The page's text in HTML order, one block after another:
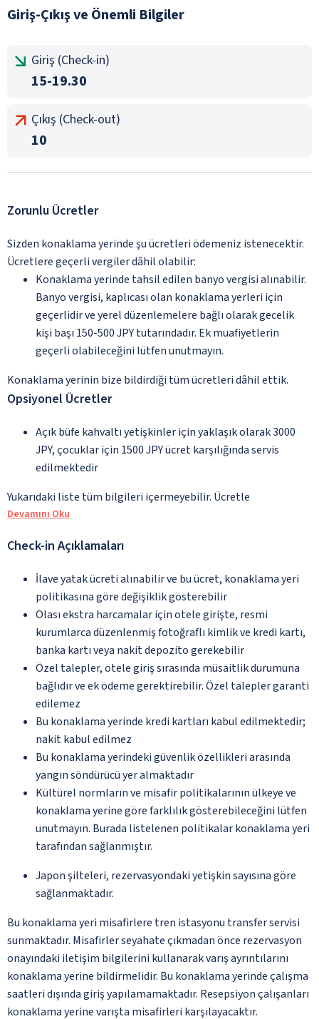
Giriş-Çıkış ve Önemli Bilgiler
Giriş (Check-in)
15-19.30
Çıkış (Check-out)
10
Zorunlu Ücretler
Sizden konaklama yerinde şu ücretleri ödemeniz istenecektir.
Ücretlere geçerli vergiler dâhil olabilir:
Konaklama yerinde tahsil edilen banyo vergisi alınabilir.
Banyo vergisi, kaplıcası olan konaklama yerleri için
geçerlidir ve yerel düzenlemelere bağlı olarak gecelik
kişi başı 150-500 JPY tutarındadır. Ek muafiyetlerin
geçerli olabileceğini lütfen unutmayın.
Konaklama yerinin bize bildirdiği tüm ücretleri dâhil ettik.
Opsiyonel Ücretler
Açık büfe kahvaltı yetişkinler için yaklaşık olarak 3000
JPY, çocuklar için 1500 JPY ücret karşılığında servis
edilmektedir
Yukarıdaki liste tüm bilgileri içermeyebilir. Ücretle
Devamını Oku
Check-in Açıklamaları
İlave yatak ücreti alınabilir ve bu ücret, konaklama yeri
politikasına göre değişiklik gösterebilir
Olası ekstra harcamalar için otele girişte, resmi
kurumlarca düzenlenmiş fotoğraflı kimlik ve kredi kartı,
banka kartı veya nakit depozito gerekebilir
Özel talepler, otele giriş sırasında müsaitlik durumuna
bağlıdır ve ek ödeme gerektirebilir. Özel talepler garanti
edilemez
Bu konaklama yerinde kredi kartları kabul edilmektedir;
nakit kabul edilmez
Bu konaklama yerindeki güvenlik özellikleri arasında
yangın söndürücü yer almaktadır
Kültürel normların ve misafir politikalarının ülkeye ve
konaklama yerine göre farklılık gösterebileceğini lütfen
unutmayın. Burada listelenen politikalar konaklama yeri
tarafından sağlanmıştır.
Japon şilteleri, rezervasyondaki yetişkin sayısına göre
sağlanmaktadır.
Bu konaklama yeri misafirlere tren istasyonu transfer servisi
sunmaktadır. Misafirler seyahate çıkmadan önce rezervasyon
onayındaki iletişim bilgilerini kullanarak varış ayrıntılarını
konaklama yerine bildirmelidir. Bu konaklama yerinde çalışma
saatleri dışında giriş yapılamamaktadır. Resepsiyon çalışanları
konaklama yerine varışta misafirleri karşılayacaktır.